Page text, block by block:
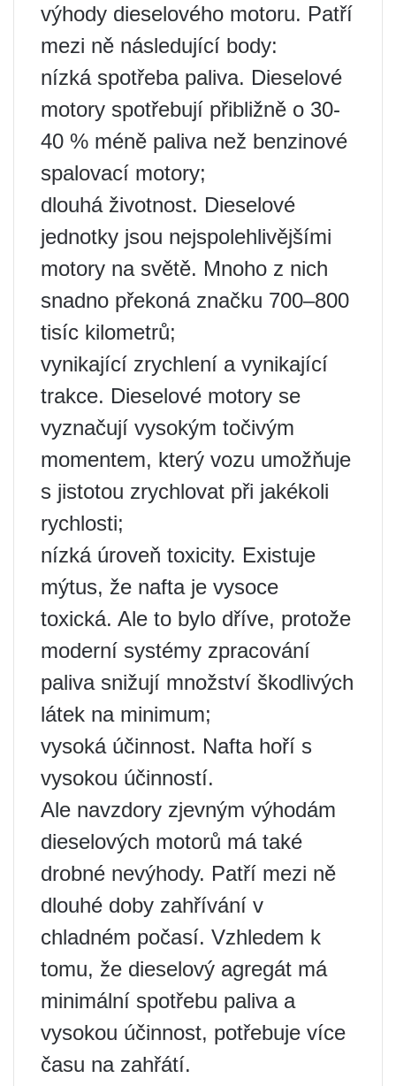
výhody dieselového motoru. Patří
mezi ně následující body:
nízká spotřeba paliva. Dieselové
motory spotřebují přibližně o 30-
40 % méně paliva než benzinové
spalovací motory;
dlouhá životnost. Dieselové
jednotky jsou nejspolehlivějšími
motory na světě. Mnoho z nich
snadno překoná značku 700–800
tisíc kilometrů;
vynikající zrychlení a vynikající
trakce. Dieselové motory se
vyznačují vysokým točivým
momentem, který vozu umožňuje
s jistotou zrychlovat při jakékoli
rychlosti;
nízká úroveň toxicity. Existuje
mýtus, že nafta je vysoce
toxická. Ale to bylo dříve, protože
moderní systémy zpracování
paliva snižují množství škodlivých
látek na minimum;
vysoká účinnost. Nafta hoří s
vysokou účinností.
Ale navzdory zjevným výhodám
dieselových motorů má také
drobné nevýhody. Patří mezi ně
dlouhé doby zahřívání v
chladném počasí. Vzhledem k
tomu, že dieselový agregát má
minimální spotřebu paliva a
vysokou účinnost, potřebuje více
času na zahřátí.